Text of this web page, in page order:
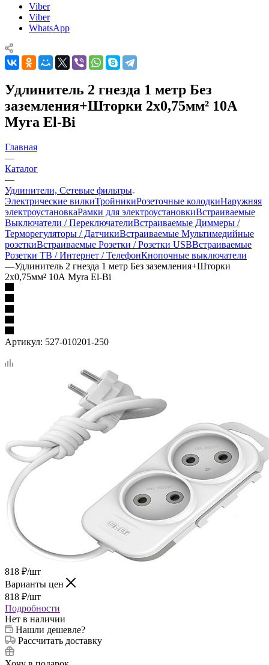
Viber
Viber
WhatsApp
Удлинитель 2 гнезда 1 метр Без
заземления+Шторки 2х0,75мм² 10А
Myra El-Bi
Главная
—
Каталог
—
Удлинители, Сетевые фильтры
Электрические вилкиТройникиРозеточные колодкиНаружняя
электроустановкаРамки для электроустановкиВстраиваемые
Выключатели / ПереключателиВстраиваемые Диммеры /
Терморегуляторы / ДатчикиВстраиваемые Мультимедийные
розеткиВстраиваемые Розетки / Розетки USBВстраиваемые
Розетки ТВ / Интернет / ТелефонКнопочные выключатели
—Удлинитель 2 гнезда 1 метр Без заземления+Шторки
2х0,75мм² 10А Myra El-Bi
Артикул: 527-010201-250
818 ₽/шт
Варианты цен
818 ₽/шт
Подробности
Нет в наличии
Нашли дешевле?
Рассчитать доставку